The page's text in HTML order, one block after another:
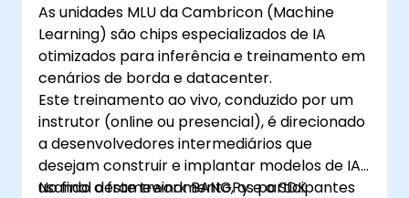
As unidades MLU da Cambricon (Machine
Learning) são chips especializados de IA
otimizados para inferência e treinamento em
cenários de borda e datacenter.
Este treinamento ao vivo, conduzido por um
instrutor (online ou presencial), é direcionado
a desenvolvedores intermediários que
desejam construir e implantar modelos de IA
usando o framework BANGPy e o SDK
No final deste treinamento, os participantes